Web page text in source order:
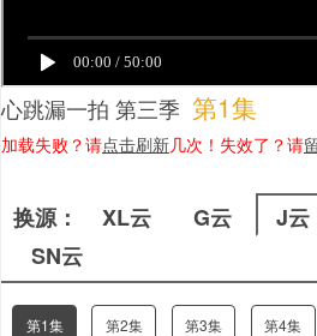
心跳漏一拍 第三季 第1集
加载失败？请点击刷新几次！失效了？请
换源： XL云 G云 J云
SN云
第1集 第2集 第3集 第4集